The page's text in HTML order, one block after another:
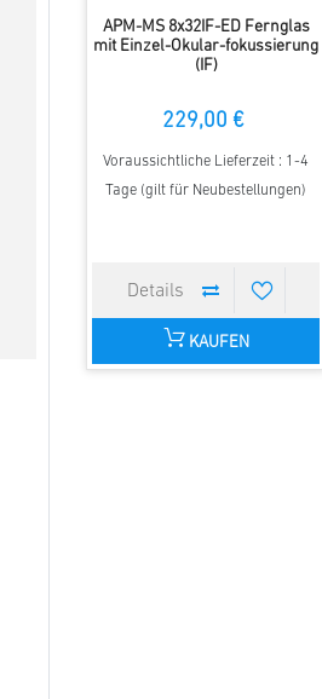
APM-MS 8x32IF-ED Fernglas
mit Einzel-Okular-fokussierung
(IF)
229,00 €
Voraussichtliche Lieferzeit : 1-4
Tage (gilt für Neubestellungen)
KAUFEN